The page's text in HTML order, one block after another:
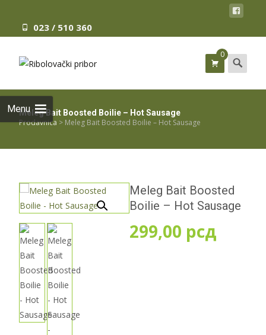
023 / 510 360
Menu
0 Search
for:
Meleg Bait Boosted Boilie – Hot Sausage
Prodavnica > Meleg Bait Boosted Boilie – Hot Sausage
Meleg Bait Boosted
Boilie – Hot Sausage
299,00 рсд